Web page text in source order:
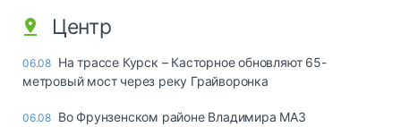
Центр
06.08 На трассе Курск – Касторное обновляют 65-
метровый мост через реку Грайворонка
06.08 Во Фрунзенском районе Владимира МАЗ